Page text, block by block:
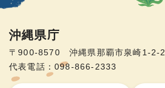
沖縄県庁
〒900-8570 沖縄県那覇市泉崎1-2-2
代表電話：098-866-2333